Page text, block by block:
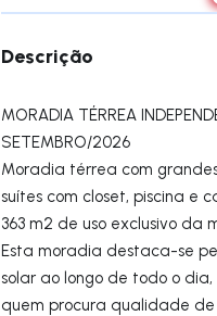
Descrição
MORADIA TÉRREA
SETEMBRO/2026
Moradia térrea com
suítes com closet, piscina e
363 m2 de uso exclusivo da
Esta moradia destaca-se
solar ao longo de todo o
quem procura qualidade